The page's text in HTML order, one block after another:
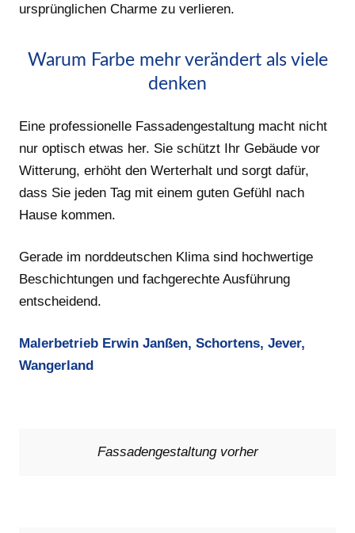
ursprünglichen Charme zu verlieren.
Warum Farbe mehr verändert als viele
denken
Eine professionelle Fassadengestaltung macht nicht
nur optisch etwas her. Sie schützt Ihr Gebäude vor
Witterung, erhöht den Werterhalt und sorgt dafür,
dass Sie jeden Tag mit einem guten Gefühl nach
Hause kommen.
Gerade im norddeutschen Klima sind hochwertige
Beschichtungen und fachgerechte Ausführung
entscheidend.
Malerbetrieb Erwin Janßen, Schortens, Jever,
Wangerland
Fassadengestaltung vorher